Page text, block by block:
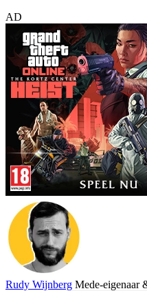
AD
Rudy Wijnberg Mede-eigenaar